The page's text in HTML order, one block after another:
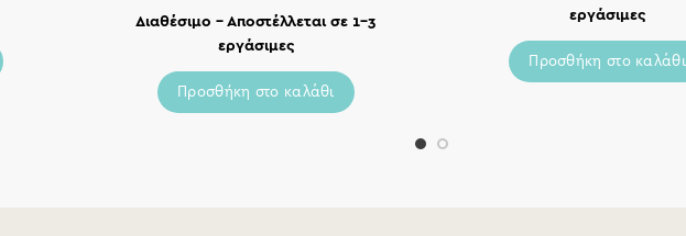
Διαθέσιμο – Αποστέλλεται σε 1-3
εργάσιμες
Προσθήκη στο καλάθι
εργάσιμες
Προσθήκη στο καλάθι